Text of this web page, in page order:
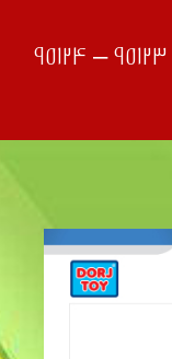
قبلی بعدی